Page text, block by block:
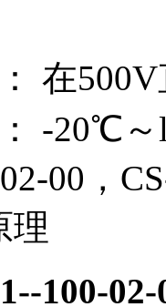
在
-20℃
00，
理
100-02-